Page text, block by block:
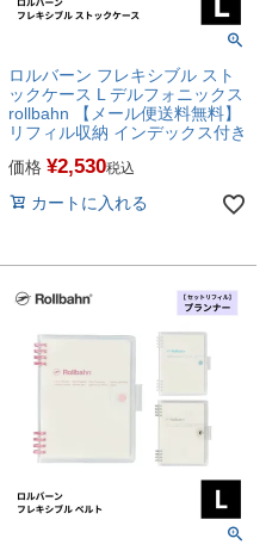
ロルバーン フレキシブル スト
ックケース L デルフォニックス
rollbahn 【メール便送料無料】
リフィル収納 インデックス付き
価格 ¥2,530税込
カートに入れる